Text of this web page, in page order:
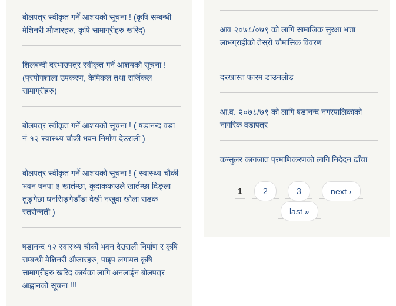
बोलपत्र स्वीकृत गर्ने आशयको सूचना ! (कृषि सम्बन्धी
मेशिनरी औजारहरु, कृषि सामाग्रीहरु खरिद)
शिलबन्दी दरभाउपत्र स्वीकृत गर्ने आशयको सूचना !
(प्रयोगशाला उपकरण, केमिकल तथा सर्जिकल
सामाग्रीहरु)
बोलपत्र स्वीकृत गर्ने आशयको सूचना ! ( षडानन्द वडा
नं १२ स्वास्थ्य चौकी भवन निर्माण देउराली )
बोलपत्र स्वीकृत गर्ने आशयको सूचना ! ( स्वास्थ्य चौकी
भवन षनपा ३ खार्तम्छा, कुदाककाउले खार्तम्छा दिङ्ला
तुङ्गेछा धनसिङ्गेडाँडा देखी नखुवा खोला सडक
स्तरोन्नती )
षडानन्द १२ स्वास्थ्य चौकी भवन देउराली निर्माण र कृषि
सम्बन्धी मेशिनरी औजारहरु, पाइप लगायत कृषि
सामाग्रीहरु खरिद कार्यका लागि अनलाईन बोलपत्र
आह्वानको सूचना !!!
आव २०७८/०७९ को लागि सामाजिक सुरक्षा भत्ता
लाभग्राहीको तेस्रो चौमासिक विवरण
दरखास्त फारम डाउनलोड
आ.व. २०७८/७९ को लागि षडानन्द नगरपालिकाको
नागरिक वडापत्र
कन्सुलर कागजात प्रमाणिकरणको लागि निदेदन ढाँचा
Pages
1 2 3 next ›
last »